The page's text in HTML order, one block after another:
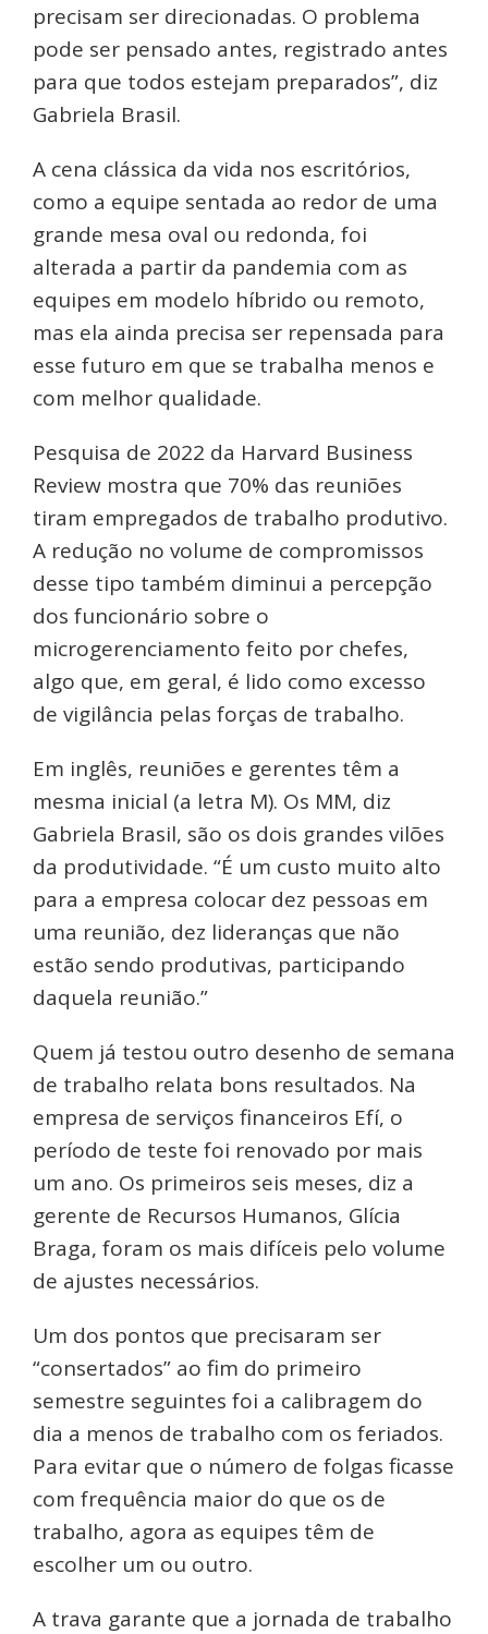
precisam ser direcionadas. O problema
pode ser pensado antes, registrado antes
para que todos estejam preparados”, diz
Gabriela Brasil.
A cena clássica da vida nos escritórios,
como a equipe sentada ao redor de uma
grande mesa oval ou redonda, foi
alterada a partir da pandemia com as
equipes em modelo híbrido ou remoto,
mas ela ainda precisa ser repensada para
esse futuro em que se trabalha menos e
com melhor qualidade.
Pesquisa de 2022 da Harvard Business
Review mostra que 70% das reuniões
tiram empregados de trabalho produtivo.
A redução no volume de compromissos
desse tipo também diminui a percepção
dos funcionário sobre o
microgerenciamento feito por chefes,
algo que, em geral, é lido como excesso
de vigilância pelas forças de trabalho.
Em inglês, reuniões e gerentes têm a
mesma inicial (a letra M). Os MM, diz
Gabriela Brasil, são os dois grandes vilões
da produtividade. “É um custo muito alto
para a empresa colocar dez pessoas em
uma reunião, dez lideranças que não
estão sendo produtivas, participando
daquela reunião.”
Quem já testou outro desenho de semana
de trabalho relata bons resultados. Na
empresa de serviços financeiros Efí, o
período de teste foi renovado por mais
um ano. Os primeiros seis meses, diz a
gerente de Recursos Humanos, Glícia
Braga, foram os mais difíceis pelo volume
de ajustes necessários.
Um dos pontos que precisaram ser
“consertados” ao fim do primeiro
semestre seguintes foi a calibragem do
dia a menos de trabalho com os feriados.
Para evitar que o número de folgas ficasse
com frequência maior do que os de
trabalho, agora as equipes têm de
escolher um ou outro.
A trava garante que a jornada de trabalho